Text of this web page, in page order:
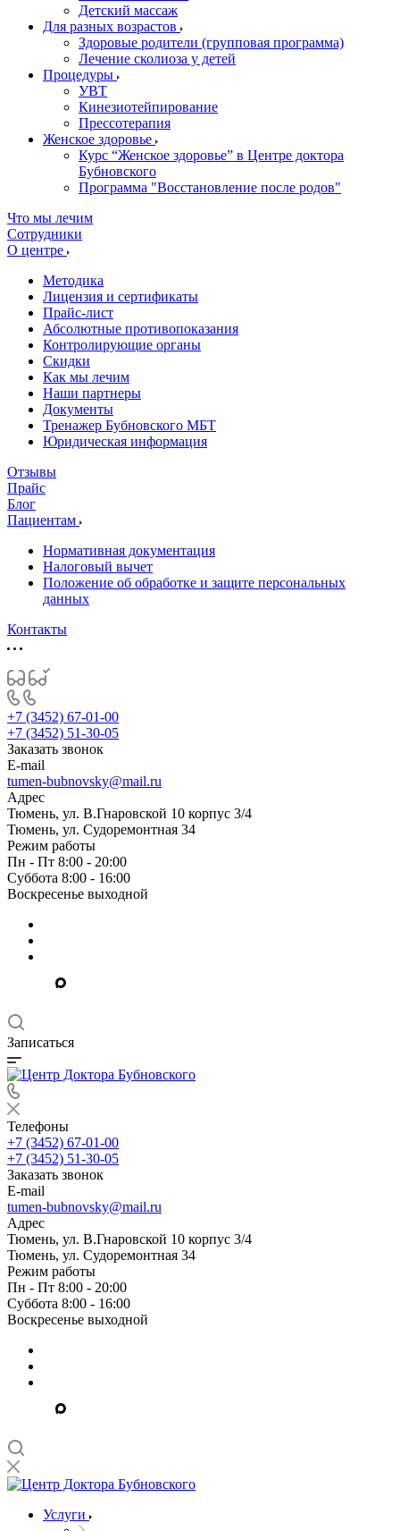
Детский массаж
Для разных возрастов
Здоровые родители (групповая программа)
Лечение сколиоза у детей
Процедуры
УВТ
Кинезиотейпирование
Прессотерапия
Женское здоровье
Курс “Женское здоровье” в Центре доктора
Бубновского
Программа "Восстановление после родов"
Что мы лечим
Сотрудники
О центре
Методика
Лицензия и сертификаты
Прайс-лист
Абсолютные противопоказания
Контролирующие органы
Скидки
Как мы лечим
Наши партнеры
Документы
Тренажер Бубновского МБТ
Юридическая информация
Отзывы
Прайс
Блог
Пациентам
Нормативная документация
Налоговый вычет
Положение об обработке и защите персональных
данных
Контакты
+7 (3452) 67-01-00
+7 (3452) 51-30-05
Заказать звонок
E-mail
tumen-bubnovsky@mail.ru
Адрес
Тюмень, ул. В.Гнаровской 10 корпус 3/4
Тюмень, ул. Судоремонтная 34
Режим работы
Пн - Пт 8:00 - 20:00
Суббота 8:00 - 16:00
Воскресенье выходной
Записаться
Телефоны
+7 (3452) 67-01-00
+7 (3452) 51-30-05
Заказать звонок
E-mail
tumen-bubnovsky@mail.ru
Адрес
Тюмень, ул. В.Гнаровской 10 корпус 3/4
Тюмень, ул. Судоремонтная 34
Режим работы
Пн - Пт 8:00 - 20:00
Суббота 8:00 - 16:00
Воскресенье выходной
Услуги